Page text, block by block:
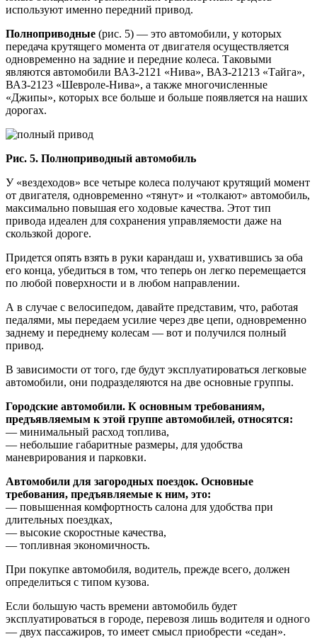
используют именно передний привод.
Полноприводные (рис. 5) — это автомобили, у которых
передача крутящего момента от двигателя осуществляется
одновременно на задние и передние колеса. Таковыми
являются автомобили ВАЗ-2121 «Нива», ВАЗ-21213 «Тайга»,
ВАЗ-2123 «Шевроле-Нива», а также многочисленные
«Джипы», которых все больше и больше появляется на наших
дорогах.
Рис. 5. Полноприводный автомобиль
У «вездеходов» все четыре колеса получают крутящий момент
от двигателя, одновременно «тянут» и «толкают» автомобиль,
максимально повышая его ходовые качества. Этот тип
привода идеален для сохранения управляемости даже на
скользкой дороге.
Придется опять взять в руки карандаш и, ухватившись за оба
его конца, убедиться в том, что теперь он легко перемещается
по любой поверхности и в любом направлении.
А в случае с велосипедом, давайте представим, что, работая
педалями, мы передаем усилие через две цепи, одновременно
заднему и переднему колесам — вот и получился полный
привод.
В зависимости от того, где будут эксплуатироваться легковые
автомобили, они подразделяются на две основные группы.
Городские автомобили. К основным требованиям,
предъявляемым к этой группе автомобилей, относятся:
— минимальный расход топлива,
— небольшие габаритные размеры, для удобства
маневрирования и парковки.
Автомобили для загородных поездок. Основные
требования, предъявляемые к ним, это:
— повышенная комфортность салона для удобства при
длительных поездках,
— высокие скоростные качества,
— топливная экономичность.
При покупке автомобиля, водитель, прежде всего, должен
определиться с типом кузова.
Если большую часть времени автомобиль будет
эксплуатироваться в городе, перевозя лишь водителя и одного
— двух пассажиров, то имеет смысл приобрести «седан».